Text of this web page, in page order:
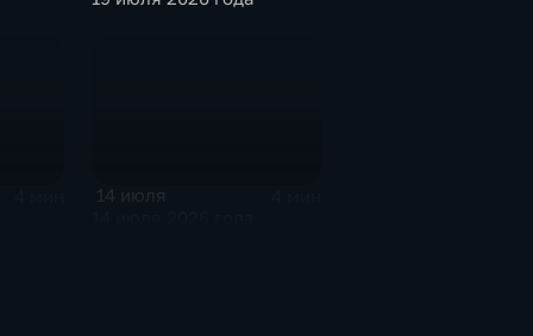
14 июля